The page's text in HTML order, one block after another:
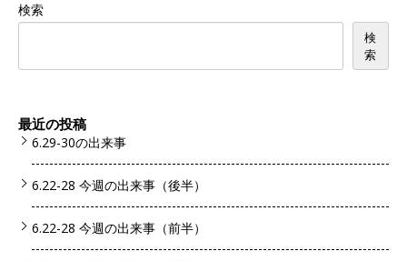
検索
検
索
最近の投稿
6.29-30の出来事
6.22-28 今週の出来事（後半）
6.22-28 今週の出来事（前半）